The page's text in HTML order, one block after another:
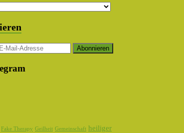
Fake Therapy Geilheit Gemeinschaft heiliger